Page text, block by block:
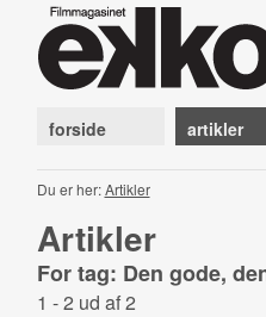
forside artikler
Du er her:Artikler
Artikler
For tag: Den gode,
1 - 2 ud af 2